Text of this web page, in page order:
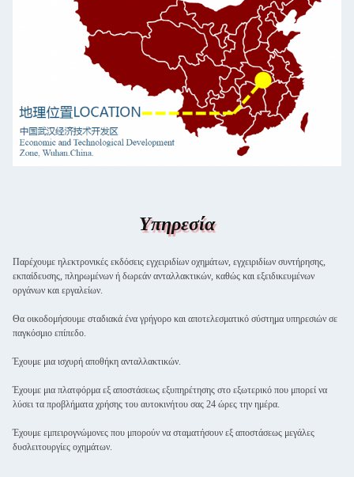
Υπηρεσία
Παρέχουμε ηλεκτρονικές εκδόσεις εγχειριδίων οχημάτων, εγχειριδίων συντήρησης,
εκπαίδευσης, πληρωμένων ή δωρεάν ανταλλακτικών, καθώς και εξειδικευμένων
οργάνων και εργαλείων.
Θα οικοδομήσουμε σταδιακά ένα γρήγορο και αποτελεσματικό σύστημα υπηρεσιών σε
παγκόσμιο επίπεδο.
Έχουμε μια ισχυρή αποθήκη ανταλλακτικών.
Έχουμε μια πλατφόρμα εξ αποστάσεως εξυπηρέτησης στο εξωτερικό που μπορεί να
λύσει τα προβλήματα χρήσης του αυτοκινήτου σας 24 ώρες την ημέρα.
Έχουμε εμπειρογνώμονες που μπορούν να σταματήσουν εξ αποστάσεως μεγάλες
δυσλειτουργίες οχημάτων.